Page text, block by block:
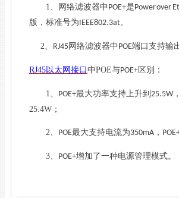
1、网络滤波器中 POE+是Power over
版，标准号为IEEE802.3at。
2、 RJ45网络滤波器中 POE端口支持输
RJ45以太网接口 中POE与POE+ 区别：
1、 POE+最大功率支持上升到 25.5W
25.4W ；
2、 POE最大支持电流为350mA ，
3、 POE+增加了一种电源管理模式。